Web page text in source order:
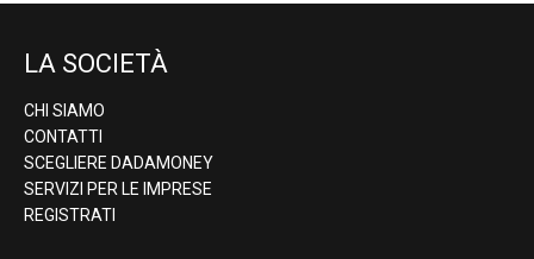
LA SOCIETÀ
CHI SIAMO
CONTATTI
SCEGLIERE DADAMONEY
SERVIZI PER LE IMPRESE
REGISTRATI